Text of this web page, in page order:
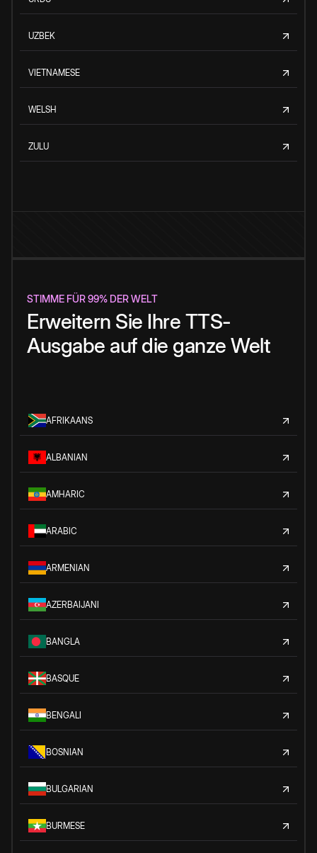
UZBEK
VIETNAMESE
WELSH
ZULU
STIMME FÜR 99% DER WELT
Erweitern Sie Ihre TTS-
Ausgabe auf die ganze Welt
AFRIKAANS
ALBANIAN
AMHARIC
ARABIC
ARMENIAN
AZERBAIJANI
BANGLA
BASQUE
BENGALI
BOSNIAN
BULGARIAN
BURMESE